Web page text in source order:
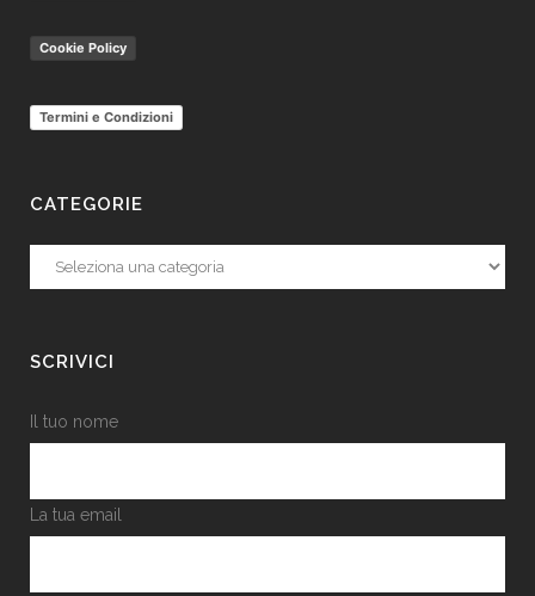
Cookie Policy
Termini e Condizioni
CATEGORIE
Categorie
SCRIVICI
Il tuo nome
La tua email